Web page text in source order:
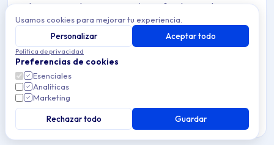
se ha convertido en una opción preferida para las
organizaciones que desean la propiedad total del
dispositivo, al mismo tiempo que permiten el uso
personal. Este escenario de uso mixto proporciona
flexibilidad a los empleados, pero también introduce
limitaciones técnicas que afectan directamente la forma
en que se comportan las propiedades gestionadas y los
permisos a nivel de app en los dispositivos Android
Usamos cookies para mejorar tu experiencia.
Personalizar
Aceptar todo
Política de privacidad
Preferencias de cookies
Esenciales
Analíticas
Marketing
Rechazar todo Guardar